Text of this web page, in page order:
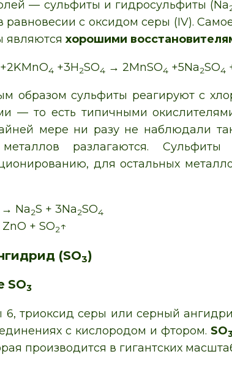
— сульфиты и гидросульфиты (Na
равновесии с оксидом серы (IV).
являютсяхорошими
+2KMnO4 +3H2SO4 → 2MnSO4 +5Na2SO4
образом сульфиты реагируют с
— то есть типичными
мере ни разу не наблюдали
разлагаются. Сульфиты
для остальных
→ Na2S + 3Na2SO4
+ SO2↑
(SO3)
SO3
6, триоксид серы или серный
с кислородом и фтором. SO3
производится в гигантских